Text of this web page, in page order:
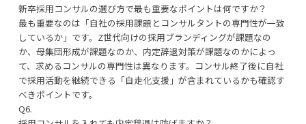
新卒採用コンサルの選び方で最も重要なポイントは何ですか？
最も重要なのは「自社の採用課題とコンサルタントの専門性が一致
しているか」です。Z世代向けの採用ブランディングが課題なの
か、母集団形成が課題なのか、内定辞退対策が課題なのかによっ
て、求めるコンサルの専門性は異なります。コンサル終了後に自社
で採用活動を継続できる「自走化支援」が含まれているかも確認す
べきポイントです。
Q6.